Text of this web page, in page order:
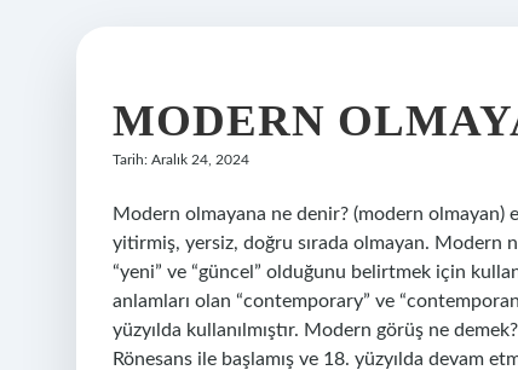
MODERN
Tarih: Aralık 24, 2024
Modern olmayana ne denir? (modern
yitirmiş, yersiz, doğru sırada olmayan. Modern
“yeni” ve “güncel” olduğunu belirtmek için
anlamları olan “contemporary” ve
yüzyılda kullanılmıştır. Modern görüş ne
Rönesans ile başlamış ve 18. yüzyılda devam